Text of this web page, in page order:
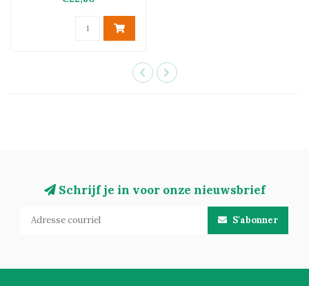
Schrijf je in voor onze nieuwsbrief
S'abonner